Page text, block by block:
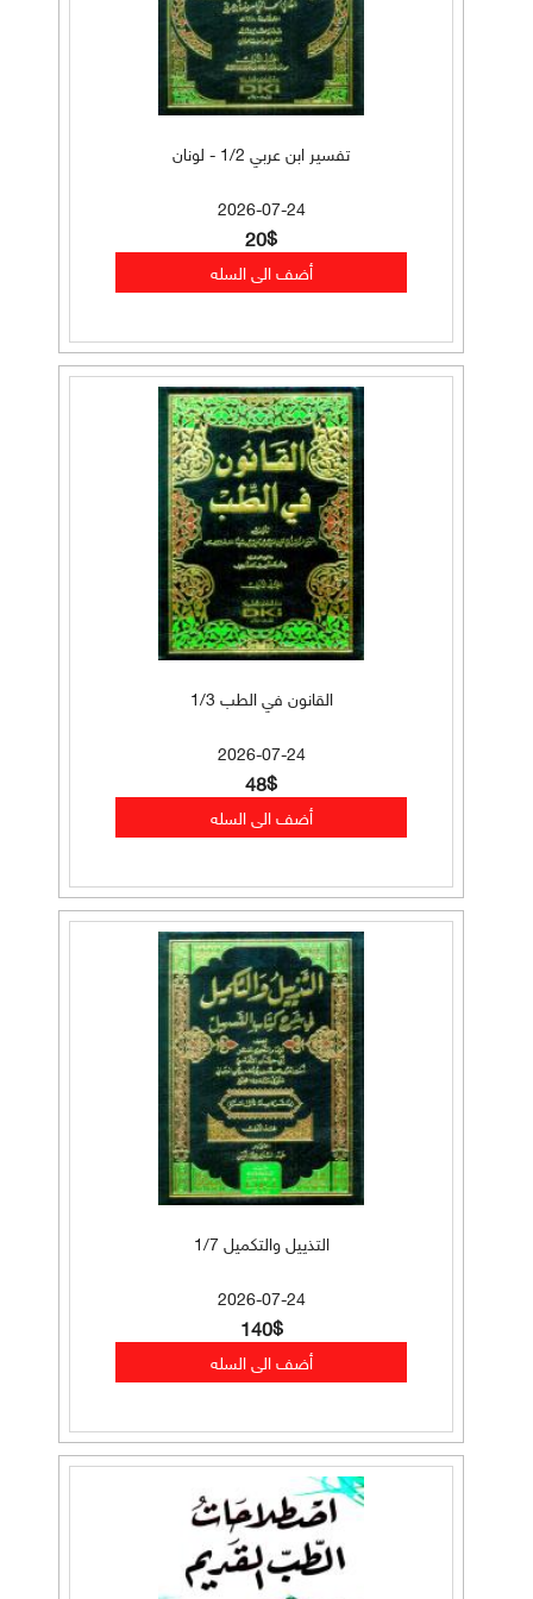
تفسير ابن عربي 1/2 - لونان
2026-07-24
20$
القانون في الطب 1/3
2026-07-24
48$
التذييل والتكميل 1/7
2026-07-24
140$